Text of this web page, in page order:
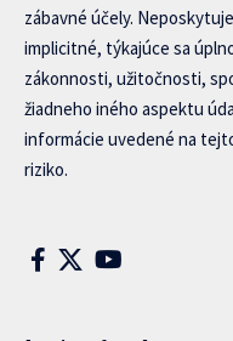
zábavné účely.
implicitné, týkajúce sa
zákonnosti, užitočnosti,
žiadneho iného aspektu
informácie uvedené na
riziko.